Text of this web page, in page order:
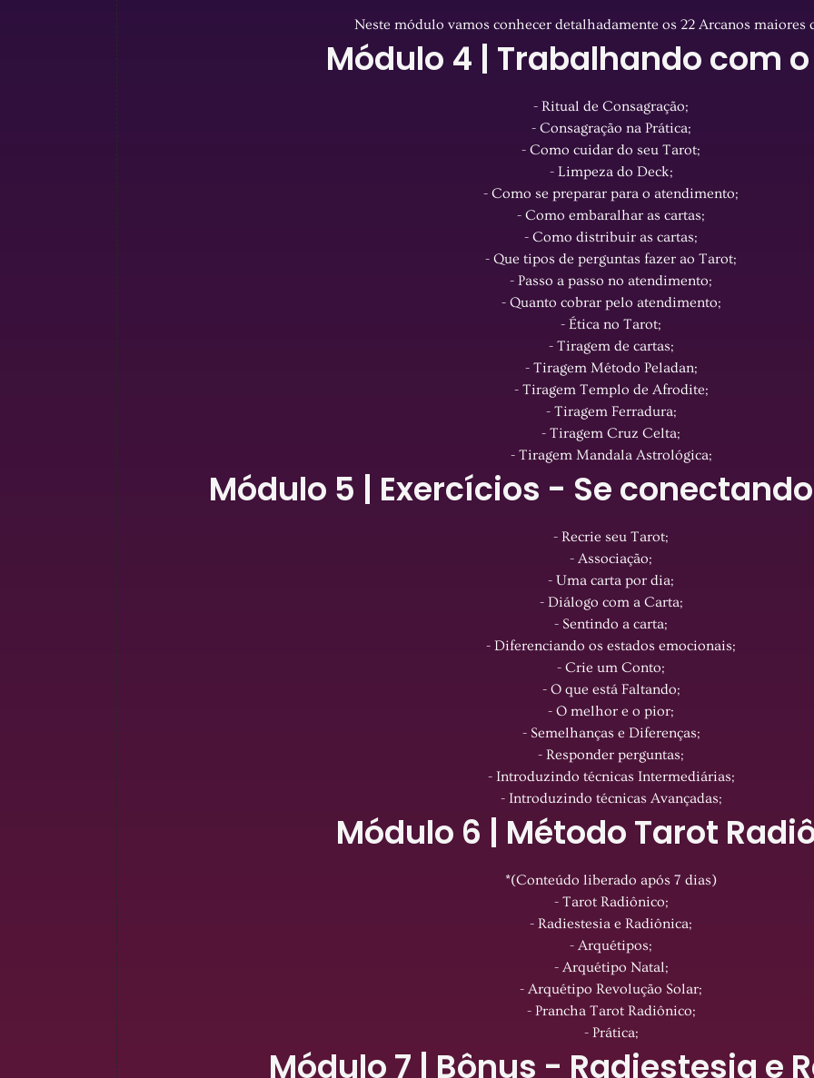
Neste módulo vamos conhecer detalhadamente os 22 Arcanos maiores
Módulo 4 | Trabalhando com
- Ritual de Consagração;
- Consagração na Prática;
- Como cuidar do seu Tarot;
- Limpeza do Deck;
- Como se preparar para o atendimento;
- Como embaralhar as cartas;
- Como distribuir as cartas;
- Que tipos de perguntas fazer ao Tarot;
- Passo a passo no atendimento;
- Quanto cobrar pelo atendimento;
- Ética no Tarot;
- Tiragem de cartas;
- Tiragem Método Peladan;
- Tiragem Templo de Afrodite;
- Tiragem Ferradura;
- Tiragem Cruz Celta;
- Tiragem Mandala Astrológica;
Módulo 5 | Exercícios - Se
- Recrie seu Tarot;
- Associação;
- Uma carta por dia;
- Diálogo com a Carta;
- Sentindo a carta;
- Diferenciando os estados emocionais;
- Crie um Conto;
- O que está Faltando;
- O melhor e o pior;
- Semelhanças e Diferenças;
- Responder perguntas;
- Introduzindo técnicas Intermediárias;
- Introduzindo técnicas Avançadas;
Módulo 6 | Método Tarot
*(Conteúdo liberado após 7 dias)
- Tarot Radiônico;
- Radiestesia e Radiônica;
- Arquétipos;
- Arquétipo Natal;
- Arquétipo Revolução Solar;
- Prancha Tarot Radiônico;
- Prática;
Módulo 7 | Bônus - Radiestesia e